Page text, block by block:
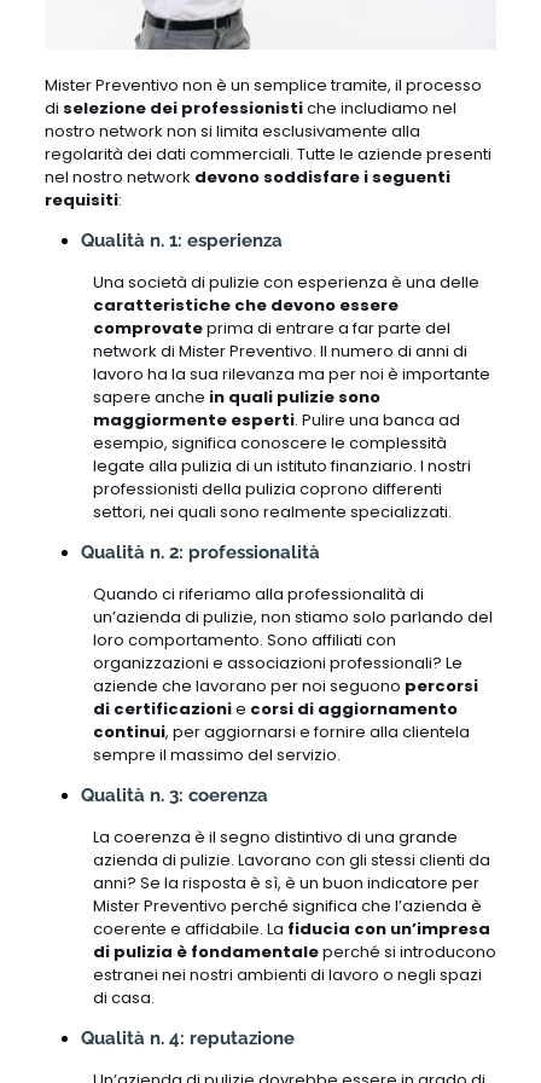
Mister Preventivo non è un semplice tramite, il processo
di selezione dei professionistiche includiamo nel
nostro network non si limita esclusivamente alla
regolarità dei dati commerciali. Tutte le aziende presenti
nel nostro network devono soddisfare i seguenti
requisiti:
Qualità n. 1: esperienza
Una società di pulizie con esperienza è una delle
caratteristiche che devono essere
comprovateprima di entrare a far parte del
network di Mister Preventivo. Il numero di anni di
lavoro ha la sua rilevanza ma per noi è importante
sapere anche in quali pulizie sono
maggiormente esperti. Pulire una banca ad
esempio, significa conoscere le complessità
legate alla pulizia di un istituto finanziario. I nostri
professionisti della pulizia coprono differenti
settori, nei quali sono realmente specializzati.
Qualità n. 2: professionalità
Quando ci riferiamo alla professionalità di
un’azienda di pulizie, non stiamo solo parlando del
loro comportamento. Sono affiliati con
organizzazioni e associazioni professionali? Le
aziende che lavorano per noi seguono percorsi
di certificazionie corsi di aggiornamento
continui, per aggiornarsi e fornire alla clientela
sempre il massimo del servizio.
Qualità n. 3: coerenza
La coerenza è il segno distintivo di una grande
azienda di pulizie. Lavorano con gli stessi clienti da
anni? Se la risposta è sì, è un buon indicatore per
Mister Preventivo perché significa che l’azienda è
coerente e affidabile. La fiducia con un’impresa
di pulizia è fondamentaleperché si introducono
estranei nei nostri ambienti di lavoro o negli spazi
di casa.
Qualità n. 4: reputazione